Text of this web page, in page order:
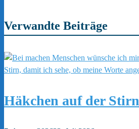
Verwandte Beiträge
Häkchen auf der Stirn